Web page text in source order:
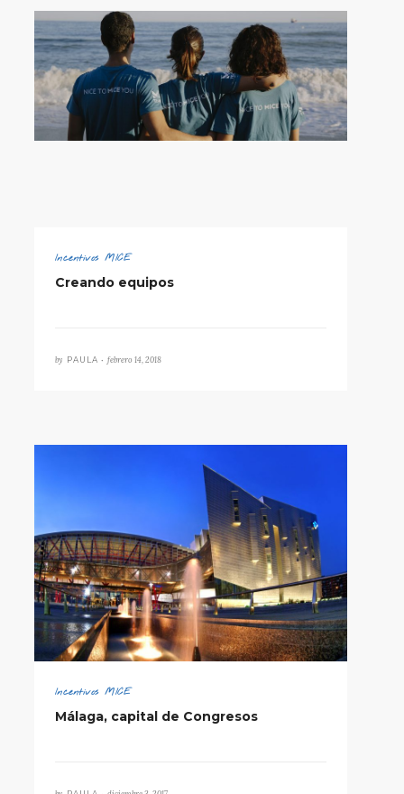
Incentivos MICE
Creando equipos
by PAULA • febrero 14, 2018
Incentivos MICE
Málaga, capital de Congresos